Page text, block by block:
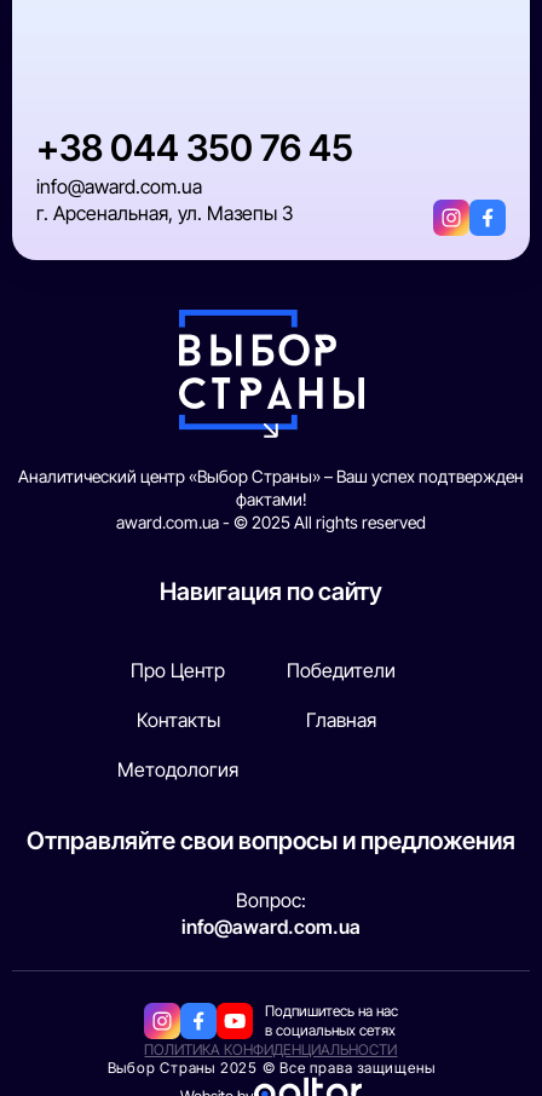
+38 044 350 76 45
info@award.com.ua
г. Арсенальная, ул. Мазепы 3
Аналитический центр «Выбор Страны» – Ваш успех подтвержден
фактами!
award.com.ua - © 2025 All rights reserved
Навигация по сайту
Про Центр
Контакты
Методология
Победители
Главная
Отправляйте свои вопросы и предложения
Вопрос:
info@award.com.ua
Подпишитесь на нас
в социальных сетях
ПОЛИТИКА КОНФИДЕНЦИАЛЬНОСТИ
Выбор Страны 2025 © Все права защищены